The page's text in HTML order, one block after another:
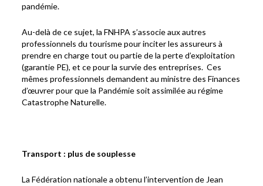
pandémie.
Au-delà de ce sujet, la FNHPA s’associe aux autres
professionnels du tourisme pour inciter les assureurs à
prendre en charge tout ou partie de la perte d’exploitation
(garantie PE), et ce pour la survie des entreprises. Ces
mêmes professionnels demandent au ministre des Finances
d’œuvrer pour que la Pandémie soit assimilée au régime
Catastrophe Naturelle.
Transport : plus de souplesse
La Fédération nationale a obtenu l’intervention de Jean